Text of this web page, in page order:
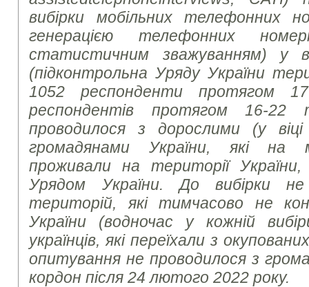
вибірки мобільних телефонних
генерацією телефонних
статистичним зважуванням) у
(підконтрольна Уряду України
1052 респонденти протягом
респондентів протягом 16-22
проводилося з дорослими (у
громадянами України, які на
проживали на території
Урядом України. До вибірки
територій, які тимчасово не
України (водночас у кожній
українців, які переїхали з
опитування не проводилося з
кордон після 24 лютого 2022 року.